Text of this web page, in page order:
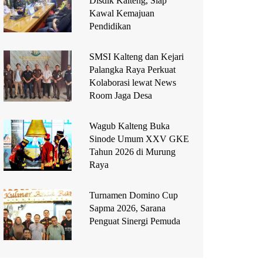
Kawal Kemajuan
Pendidikan
SMSI Kalteng dan Kejari
Palangka Raya Perkuat
Kolaborasi lewat News
Room Jaga Desa
Wagub Kalteng Buka
Sinode Umum XXV GKE
Tahun 2026 di Murung
Raya
Turnamen Domino Cup
Sapma 2026, Sarana
Penguat Sinergi Pemuda